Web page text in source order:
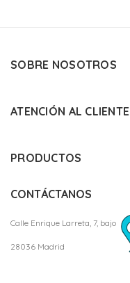
SOBRE NOSOTROS
ATENCIÓN AL CLIENTE
PRODUCTOS
CONTÁCTANOS
Calle Enrique Larreta, 7, bajo
28036 Madrid